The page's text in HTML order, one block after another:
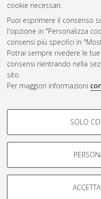
cookie necessari.
Puoi esprimere il consenso
l'opzione in "Personalizza
consensi più specifici in
Potrai sempre rivedere le
consensi rientrando nella
sito.
Per maggiori informazioni
COOKIE DI
Si tratta di cookie utilizzati
navigazione degli utenti,
Mostra cookie di
SOLO
Atom
Rss 1.0
Rss 2.0
AMS Laurea
Impostazioni Cookie
Informativa sulla privacy
Condizioni d’uso del sito